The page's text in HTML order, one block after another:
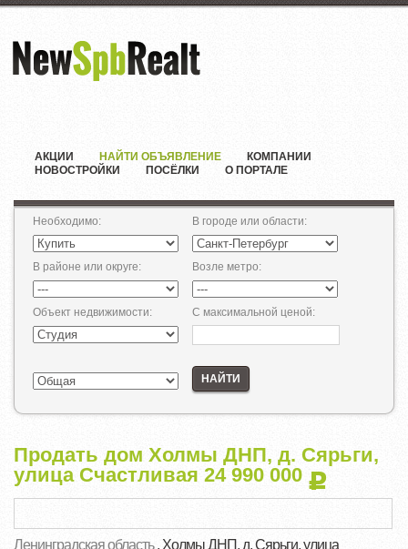
АКЦИИ НАЙТИ ОБЪЯВЛЕНИЕ
КОМПАНИИ
НОВОСТРОЙКИ
ПОСЁЛКИ О ПОРТАЛЕ
Необходимо: В городе или области:
В районе или округе: Возле метро:
Объект недвижимости: С максимальной ценой:
НАЙТИ
Продать дом Холмы ДНП, д. Сярьги,
улица Счастливая 24 990 000 Р
Ленинградская область, Холмы ДНП, д. Сярьги, улица